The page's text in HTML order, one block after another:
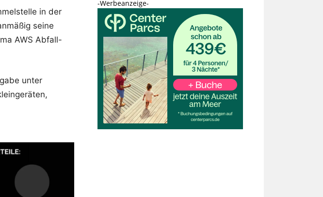
in der
seine
AWS Abfall-
unter
-Werbeanzeige-